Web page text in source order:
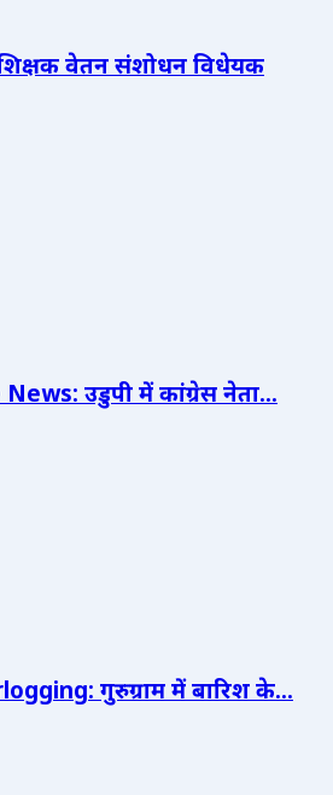
वेतन संशोधन विधेयक
उडुपी में कांग्रेस नेता...
गुरुग्राम में बारिश के...